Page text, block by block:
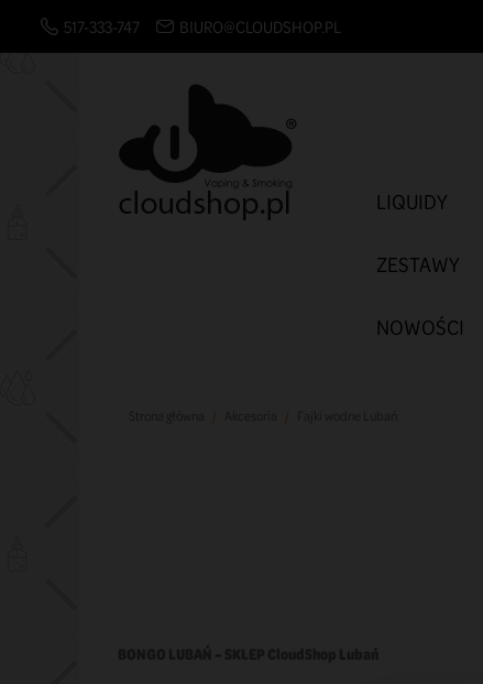
517-333-747 BIURO@CLOUDSHOP.PL
LIQUIDY
ZESTAWY
NOWOŚCI